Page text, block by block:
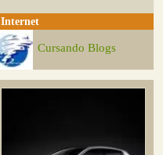
Internet
Cursando Blogs